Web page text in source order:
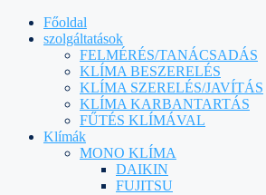
Főoldal
szolgáltatások
FELMÉRÉS/TANÁCSADÁS
KLÍMA BESZERELÉS
KLÍMA SZERELÉS/JAVÍTÁS
KLÍMA KARBANTARTÁS
FŰTÉS KLÍMÁVAL
Klímák
MONO KLÍMA
DAIKIN
FUJITSU